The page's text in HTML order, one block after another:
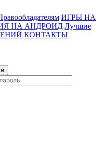
ИГРЫ НА
НА АНДРОИД Лучшие
КОНТАКТЫ